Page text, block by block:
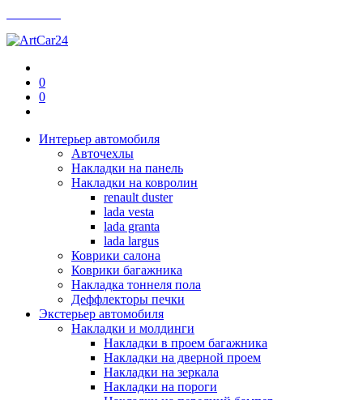
0
0
Интерьер автомобиля
Авточехлы
Накладки на панель
Накладки на ковролин
renault duster
lada vesta
lada granta
lada largus
Коврики салона
Коврики багажника
Накладка тоннеля пола
Деффлекторы печки
Экстерьер автомобиля
Накладки и молдинги
Накладки в проем багажника
Накладки на дверной проем
Накладки на зеркала
Накладки на пороги